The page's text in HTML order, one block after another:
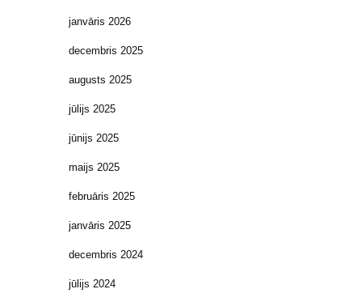
janvāris 2026
decembris 2025
augusts 2025
jūlijs 2025
jūnijs 2025
maijs 2025
februāris 2025
janvāris 2025
decembris 2024
jūlijs 2024